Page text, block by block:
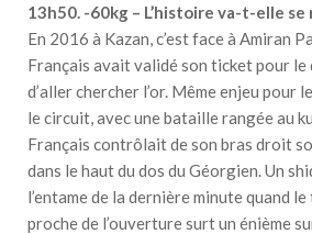
13h50. -60kg – L’histoire va-t-elle
En 2016 à Kazan, c’est face à Amiran
Français avait validé son ticket pour
d’aller chercher l’or. Même enjeu pour
le circuit, avec une bataille rangée au
Français contrôlait de son bras droit
dans le haut du dos du Géorgien. Un
l’entame de la dernière minute quand
proche de l’ouverture surt un énième